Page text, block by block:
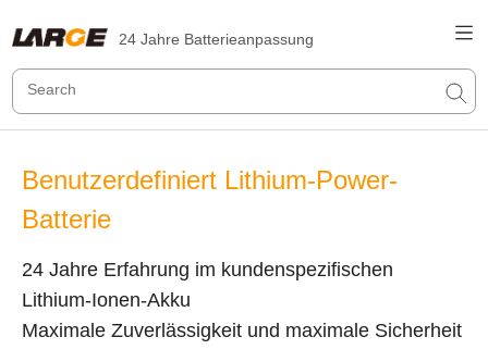
24 Jahre Batterieanpassung
Benutzerdefiniert Lithium-Power-
Batterie
24 Jahre Erfahrung im kundenspezifischen
Lithium-Ionen-Akku
Maximale Zuverlässigkeit und maximale Sicherheit